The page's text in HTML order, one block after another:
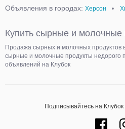
Объявления в городах: Херсон •
Купить сырные и молочные
Продажа сырных и молочных продуктов
сырные и молочные продукты недорого
объявлений на Клубок
Подписывайтесь на